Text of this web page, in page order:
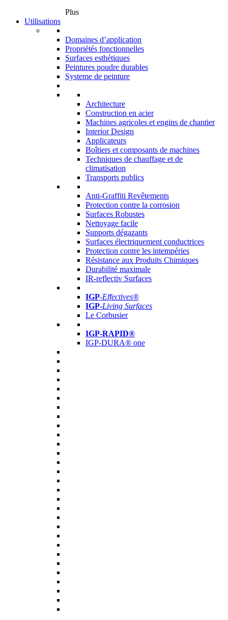
Plus
Utilisations
Domaines d’application
Propriétés fonctionnelles
Surfaces esthétiques
Peintures poudre durables
Systeme de peinture
Architecture
Construction en acier
Machines agricoles et engins de chantier
Interior Design
Applicateurs
Boîtiers et composants de machines
Techniques de chauffage et de
climatisation
Transports publics
Anti-Graffiti Revêtements
Protection contre la corrosion
Surfaces Robustes
Nettoyage facile
Supports dégazants
Surfaces électriquement conductrices
Protection contre les intempéries
Résistance aux Produits Chimiques
Durabilité maximale
IR-reflectiv Surfaces
IGP-Effectives®
IGP-Living Surfaces
Le Corbusier
IGP-RAPID®
IGP-DURA® one